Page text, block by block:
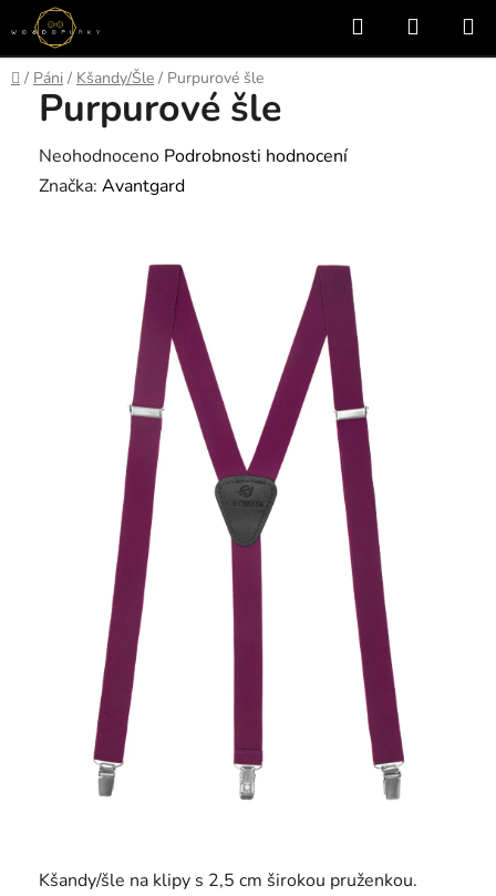
Přejít
na
obsah
Hledat
KOŠÍK
Domů
/ Páni / Kšandy/Šle / Purpurové šle
Kšandy/šle na klipy s 2,5 cm širokou pruženkou.
Purpurové šle
Průměrné
hodnocení
Neohodnoceno Podrobnosti hodnocení
Značka: Avantgard